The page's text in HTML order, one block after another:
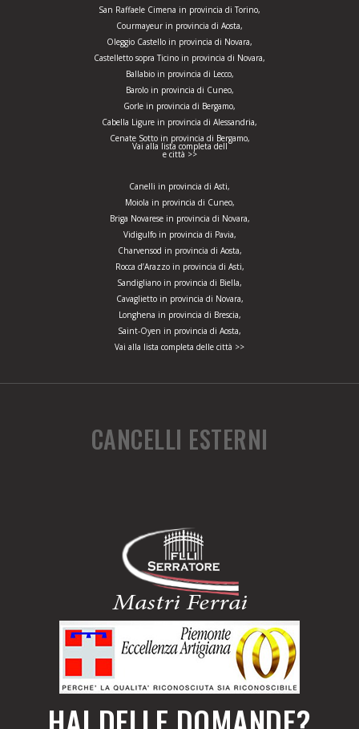
San Raffaele Cimena in provincia di Torino,
Courmayeur in provincia di Aosta,
Oleggio Castello in provincia di Novara,
Castelletto sopra Ticino in provincia di Novara,
Ballabio in provincia di Lecco,
Barolo in provincia di Cuneo,
Gorle in provincia di Bergamo,
Cabella Ligure in provincia di Alessandria,
Cenate Sotto in provincia di Bergamo,
Vai alla lista completa dell
e città >>
Canelli in provincia di Asti,
Moiola in provincia di Cuneo,
Briga Novarese in provincia di Novara,
Vidigulfo in provincia di Pavia,
Charvensod in provincia di Aosta,
Rocca d’Arazzo in provincia di Asti,
Sandigliano in provincia di Biella,
Cavaglietto in provincia di Novara,
Longhena in provincia di Brescia,
Saint-Oyen in provincia di Aosta,
Vai alla lista completa delle città >>
CANCELLI ESTERNI